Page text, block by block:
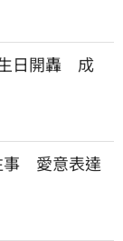
日開轟　成
　愛意表達